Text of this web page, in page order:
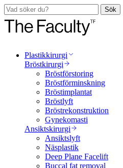
Sök
Plastikkirurgi
Bröstkirurgi
Bröstförstoring
Bröstförminskning
Bröstimplantat
Bröstlyft
Bröstrekonstruktion
Gynekomasti
Ansiktskirurgi
Ansiktslyft
Näsplastik
Deep Plane Facelift
Buccal fat removal